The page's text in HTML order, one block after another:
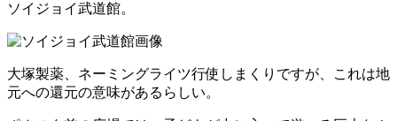
ソイジョイ武道館。
大塚製薬、ネーミングライツ行使しまくりですが、これは地
元への還元の意味があるらしい。